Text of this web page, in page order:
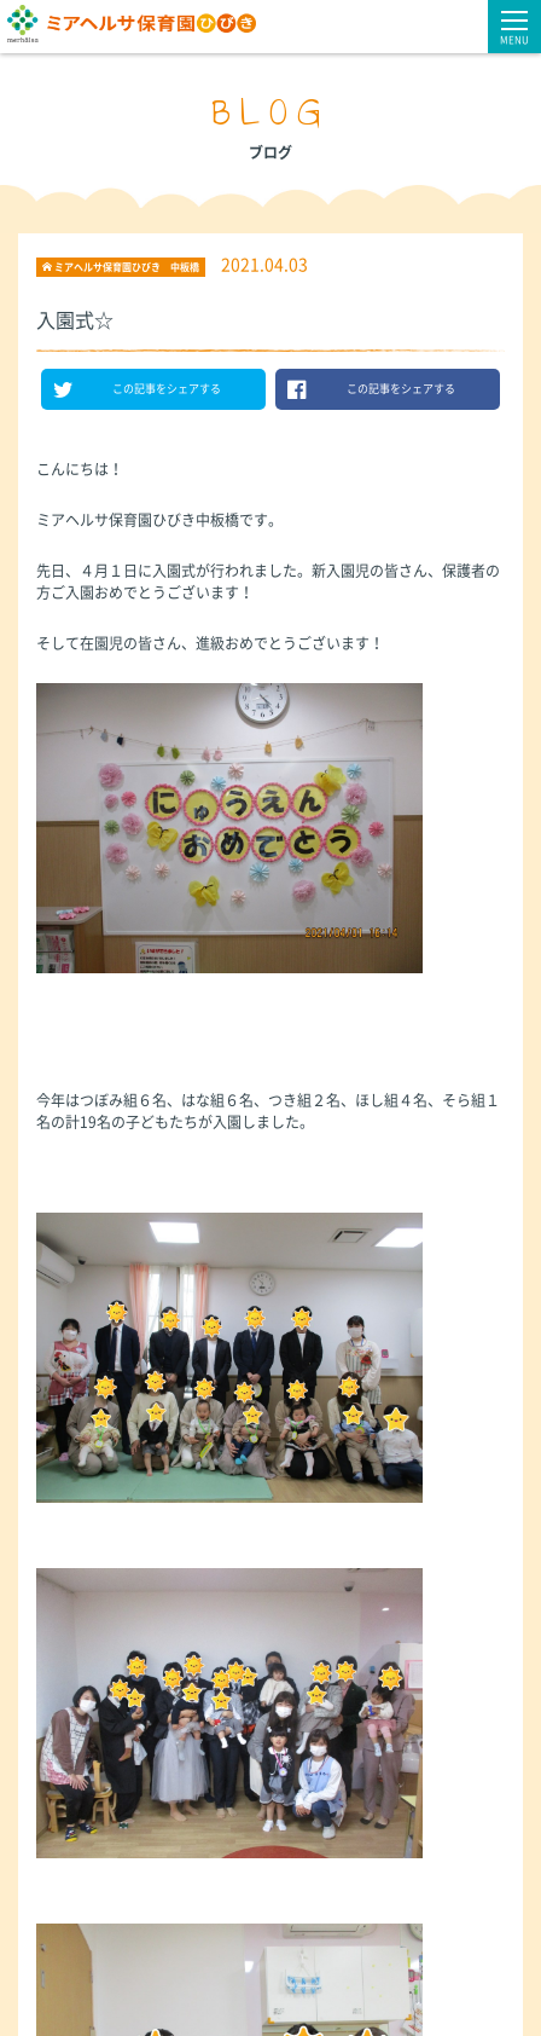
MENU
BLOG
ブログ
ミアヘルサ保育園ひびき 中板橋 2021.04.03
入園式☆
この記事をシェアする この記事をシェアする
こんにちは！
ミアヘルサ保育園ひびき中板橋です。
先日、４月１日に入園式が行われました。新入園児の皆さん、保護者の
方ご入園おめでとうございます！
そして在園児の皆さん、進級おめでとうございます！
今年はつぼみ組６名、はな組６名、つき組２名、ほし組４名、そら組１
名の計19名の子どもたちが入園しました。